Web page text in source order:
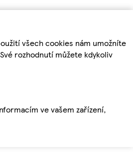
všech cookies nám umožníte
rozhodnutí můžete kdykoliv
ve vašem zařízení,